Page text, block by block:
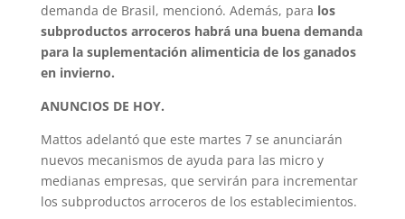
demanda de Brasil, mencionó. Además, para los
subproductos arroceros habrá una buena demanda
para la suplementación alimenticia de los ganados
en invierno.
ANUNCIOS DE HOY.
Mattos adelantó que este martes 7 se anunciarán
nuevos mecanismos de ayuda para las micro y
medianas empresas, que servirán para incrementar
los subproductos arroceros de los establecimientos.